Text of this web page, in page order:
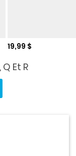
Prix de solde
19,99 $
Et R